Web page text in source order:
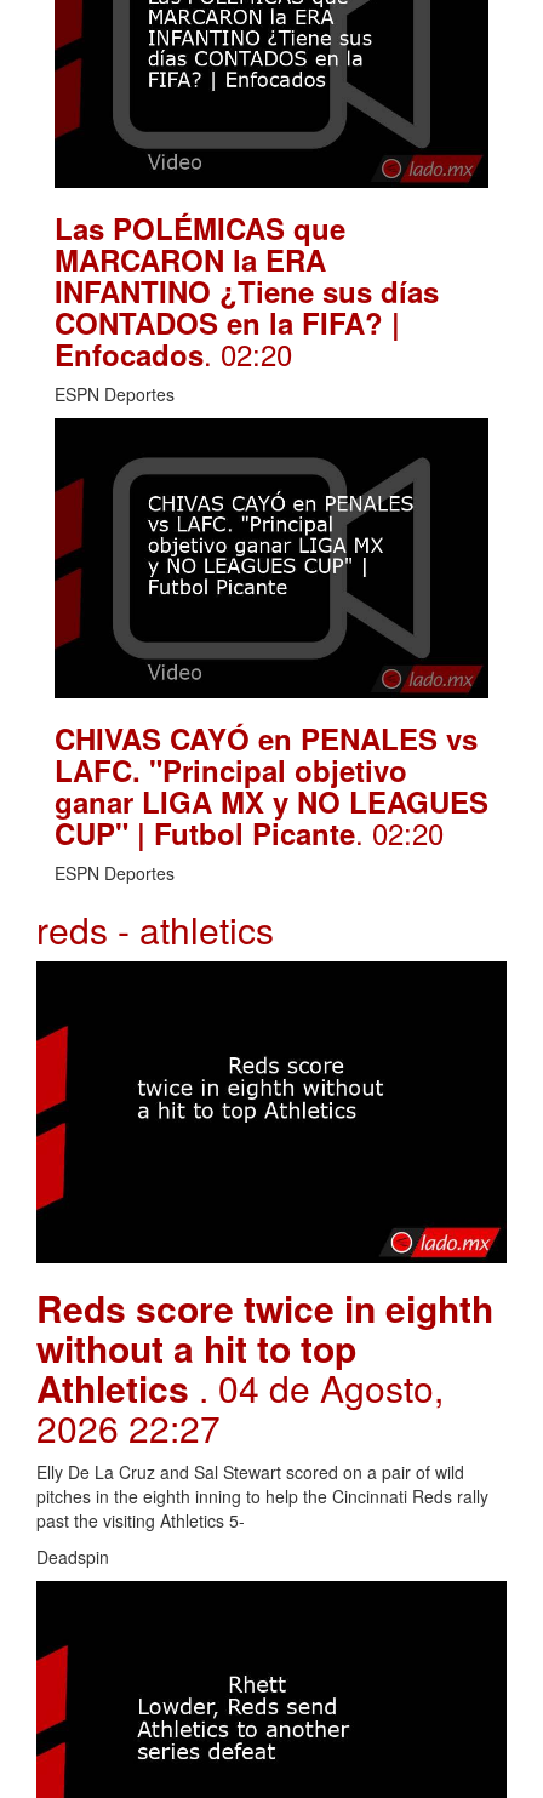
Las POLÉMICAS que
MARCARON la ERA
INFANTINO ¿Tiene sus días
CONTADOS en la FIFA? |
Enfocados. 02:20
ESPN Deportes
CHIVAS CAYÓ en PENALES vs
LAFC. "Principal objetivo
ganar LIGA MX y NO LEAGUES
CUP" | Futbol Picante. 02:20
ESPN Deportes
reds - athletics
Reds score twice in eighth
without a hit to top
Athletics . 04 de Agosto,
2026 22:27
Elly De La Cruz and Sal Stewart scored on a pair of wild
pitches in the eighth inning to help the Cincinnati Reds rally
past the visiting Athletics 5-
Deadspin